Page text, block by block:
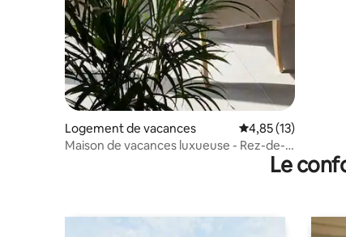
Logement de vacances Évaluation
4,85 (13)
Maison de vacances luxueuse - Rez-de-
Le